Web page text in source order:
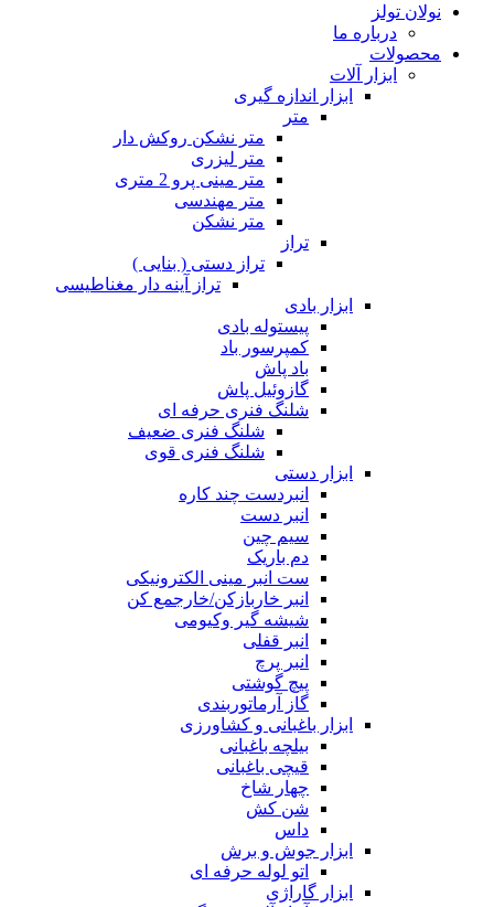
نولان تولز
درباره ما
محصولات
ابزار آلات
ابزار اندازه گیری
متر
متر نشکن روکش دار
متر لیزری
متر مینی پرو 2 متری
متر مهندسی
متر نشکن
تراز
تراز دستی ( بنایی )
تراز آینه دار مغناطیسی
ابزار بادی
پیستوله بادی
کمپرسور باد
باد پاش
گازوئیل پاش
شلنگ فنری حرفه ای
شلنگ فنری ضعیف
شلنگ فنری قوی
ابزار دستی
انبردست چند کاره
انبر دست
سیم چین
دم باریک
ست انبر مینی الکترونیکی
انبر خاربازکن/خارجمع کن
شیشه گیر وکیومی
انبر قفلی
انبر پرچ
پیچ گوشتی
گاز آرماتوربندی
ابزار باغبانی و کشاورزی
بیلچه باغبانی
قیچی باغبانی
چهار شاخ
شن کش
داس
ابزار جوش و برش
اتو لوله حرفه ای
ابزار گاراژی